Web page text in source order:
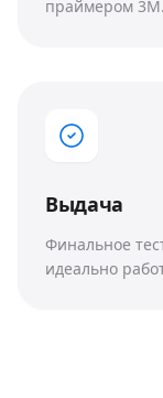
праймером
Выдача
Финальное
идеально